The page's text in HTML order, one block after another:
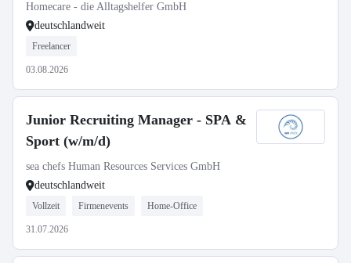
Homecare - die Alltagshelfer GmbH
deutschlandweit
Freelancer
03.08.2026
Junior Recruiting Manager - SPA &
Sport (w/m/d)
sea chefs Human Resources Services GmbH
deutschlandweit
Vollzeit Firmenevents Home-Office
31.07.2026